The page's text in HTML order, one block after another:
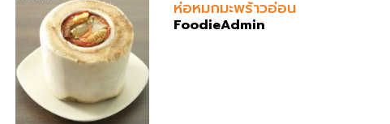
ห่อหมกมะพร้าวอ่อน
FoodieAdmin